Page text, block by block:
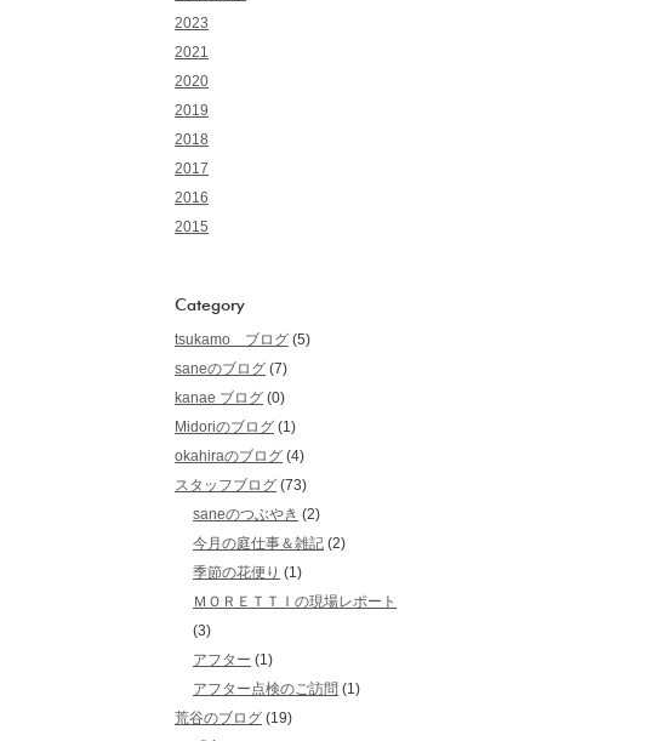
2023
2021
2020
2019
2018
2017
2016
2015
Category
tsukamo ブログ (5)
saneのブログ (7)
kanae ブログ (0)
Midoriのブログ (1)
okahiraのブログ (4)
スタッフブログ (73)
saneのつぶやき (2)
今月の庭仕事＆雑記 (2)
季節の花便り (1)
ＭＯＲＥＴＴＩの現場レポート
(3)
アフター (1)
アフター点検のご訪問 (1)
荒谷のブログ (19)